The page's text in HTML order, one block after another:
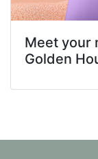
Meet your
Golden